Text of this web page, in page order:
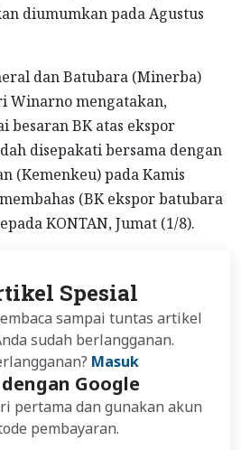
diumumkan pada Agustus
dan Batubara (Minerba)
Winarno mengatakan,
besaran BK atas ekspor
disepakati bersama dengan
(Kemenkeu) pada Kamis
(BK ekspor batubara
KONTAN, Jumat (1/8).
Spesial
sampai tuntas artikel
sudah berlangganan.
Masuk
Google
pertama dan gunakan akun
pembayaran.